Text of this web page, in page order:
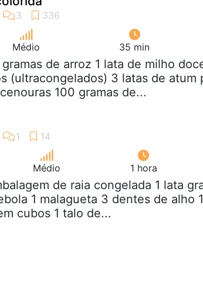
Médio 35 min
de arroz 1 lata de milho
(ultracongelados) 3 latas de atum
100 gramas de...
Médio 1 hora
de raia congelada 1 lata
1 malagueta 3 dentes de alho
cubos 1 talo de...